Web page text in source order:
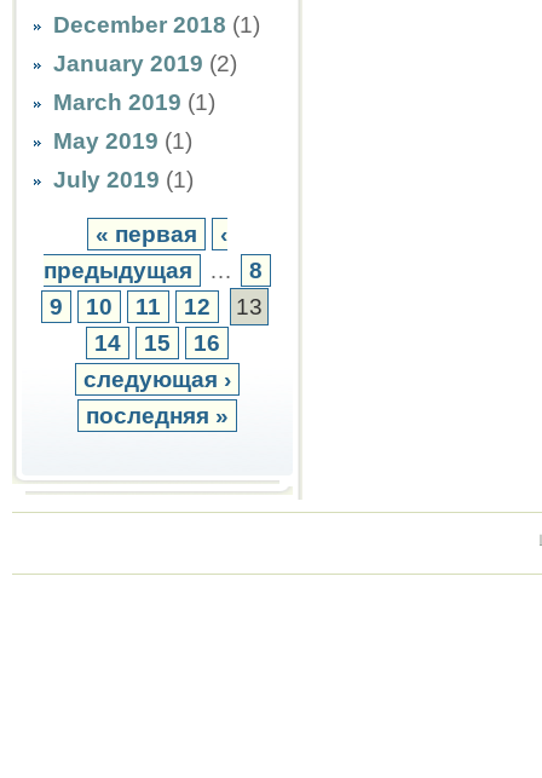
December 2018 (1)
January 2019 (2)
March 2019 (1)
May 2019 (1)
July 2019 (1)
« первая
‹
предыдущая
…
8
9
10 11 12
13
14
15
16
следующая ›
последняя »